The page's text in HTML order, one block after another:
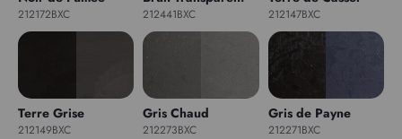
212172BXC 212441BXC 212147BXC
Terre Grise
212149BXC
Gris Chaud
212273BXC
Gris de Payne
212271BXC